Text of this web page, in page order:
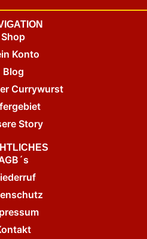
Shop
Konto
Blog
Currywurst
Story